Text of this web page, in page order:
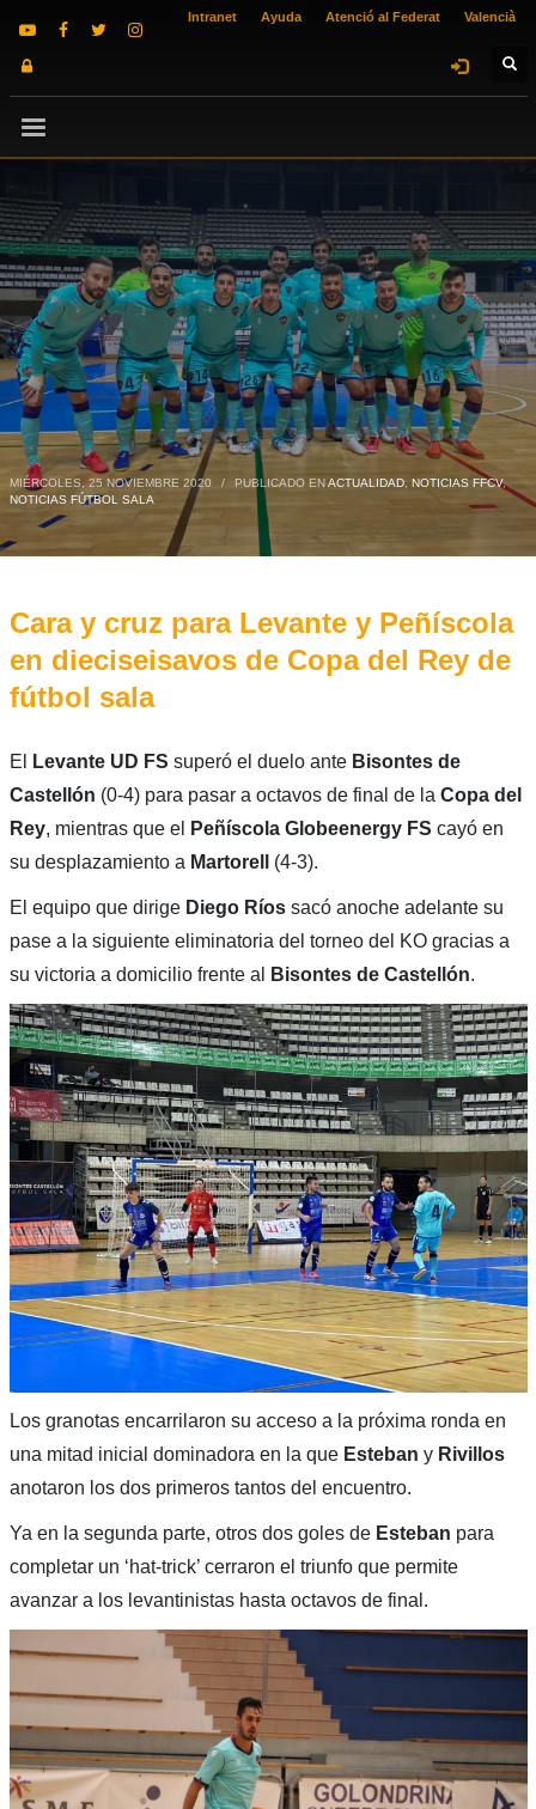
Intranet Ayuda Atenció al Federat Valencià
MIÉRCOLES, 25 NOVIEMBRE 2020 / PUBLICADO ENACTUALIDAD, NOTICIAS FFCV,
NOTICIAS FÚTBOL SALA
Cara y cruz para Levante y Peñíscola
en dieciseisavos de Copa del Rey de
fútbol sala
El Levante UD FS superó el duelo ante Bisontes de
Castellón (0-4) para pasar a octavos de final de la Copa del
Rey, mientras que el Peñíscola Globeenergy FS cayó en
su desplazamiento a Martorell (4-3).
El equipo que dirige Diego Ríos sacó anoche adelante su
pase a la siguiente eliminatoria del torneo del KO gracias a
su victoria a domicilio frente al
Bisontes de Castellón.
Los granotas encarrilaron su acceso a la próxima ronda en
una mitad inicial dominadora en la que Esteban y Rivillos
anotaron los dos primeros tantos del encuentro.
Ya en la segunda parte, otros dos goles de Esteban para
completar un ‘hat-trick’ cerraron el triunfo que permite
avanzar a los levantinistas hasta octavos de final.